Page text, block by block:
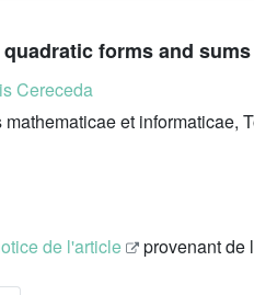
forms and
Cereceda
et informaticae,
de l'article provenant de